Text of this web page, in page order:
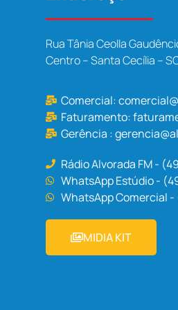
Rua Tânia Ceolla
Centro – Santa Cecília –
Comercial:
Faturamento:
Gerência :
Rádio Alvorada FM -
WhatsApp Estúdio -
WhatsApp Comercial -
MIDIA KIT